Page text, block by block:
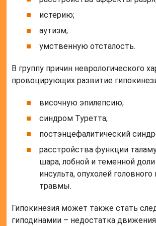
истерию;
аутизм;
умственную отсталость.
В группу причин неврологического
провоцирующих развитие
височную эпилепсию;
синдром Туретта;
постэнцефалитический
расстройства функции
шара, лобной и теменной
инсульта, опухолей головного
травмы.
Гипокинезия может также стать
гиподинамии – недостатка